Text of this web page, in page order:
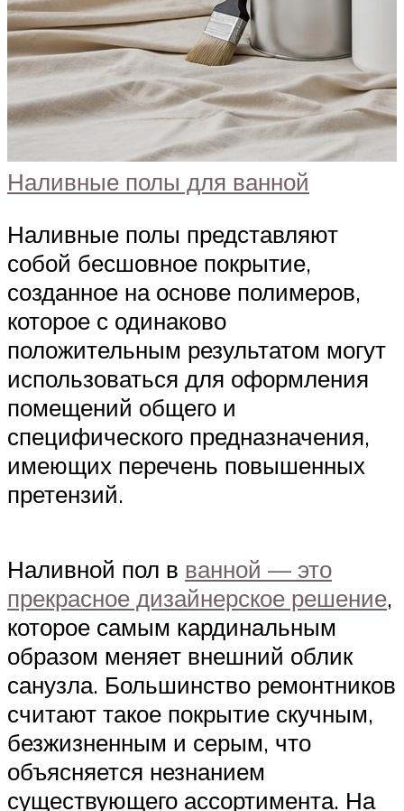
Наливные полы для ванной
Наливные полы представляют
собой бесшовное покрытие,
созданное на основе полимеров,
которое с одинаково
положительным результатом могут
использоваться для оформления
помещений общего и
специфического предназначения,
имеющих перечень повышенных
претензий.
Наливной пол в ванной — это
прекрасное дизайнерское решение,
которое самым кардинальным
образом меняет внешний облик
санузла. Большинство ремонтников
считают такое покрытие скучным,
безжизненным и серым, что
объясняется незнанием
существующего ассортимента. На